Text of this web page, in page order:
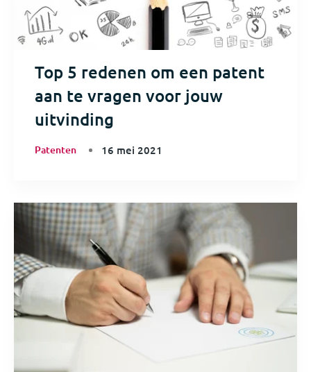
Top 5 redenen om een patent
aan te vragen voor jouw
uitvinding
Patenten 16 mei 2021